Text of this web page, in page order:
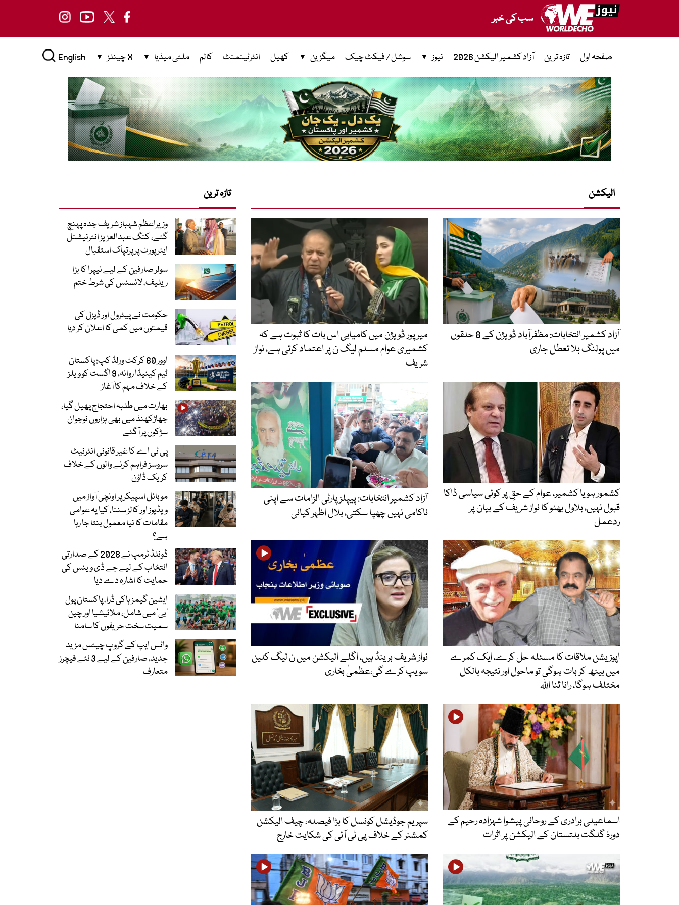
سب کی خبر
صفحہ اول تازہ ترین آزاد کشمیر الیکشن 2026 نیوز سوشل / فیکٹ چیک میگزین کھیل انٹرٹینمنٹ کالم ملٹی میڈیا X چینلز English
الیکشن
آزاد کشمیر انتخابات: مظفرآباد ڈویژن کے 8 حلقوں
میں پولنگ بلا تعطل جاری
میرپور ڈویژن میں کامیابی اس بات کا ثبوت ہے کہ
کشمیری عوام مسلم لیگ ن پر اعتماد کرتی ہے، نواز
شریف
کشمور ہو یا کشمیر، عوام کے حقِ پر کوئی سیاسی ڈاکا
قبول نہیں، بلاول بھٹو کا نواز شریف کے بیان پر
ردعمل
آزاد کشمیر انتخابات: پیپلز پارٹی الزامات سے اپنی
ناکامی نہیں چھپا سکتی، بلال اظہر کیانی
اپوزیشن ملاقات کا مسئلہ حل کرے، ایک کمرے
میں بیٹھ کر بات ہوگی تو ماحول اور نتیجہ بالکل
مختلف ہوگا، رانا ثنا اللہ
نواز شریف برینڈ ہیں، اگلے الیکشن میں ن لیگ کلین
سویپ کرے گی،عظمیٰ بخاری
اسماعیلی برادری کے روحانی پیشوا شہزادہ رحیم کے
دورۂ گلگت بلتستان کے الیکشن پر اثرات
سپریم جوڈیشل کونسل کا بڑا فیصلہ، چیف الیکشن
کمشنر کے خلاف پی ٹی آئی کی شکایت خارج
تازہ ترین
وزیراعظم شہباز شریف جدہ پہنچ
گئے، کنگ عبدالعزیز انٹرنیشنل
ایئر پورٹ پر پرتپاک استقبال
سولر صارفین کے لیے نیپرا کا بڑا
ریلیف، لائسنس کی شرط ختم
حکومت نے پیٹرول اور ڈیزل کی
قیمتوں میں کمی کا اعلان کر دیا
اوور 60 کرکٹ ورلڈ کپ: پاکستان
ٹیم کینیڈا روانہ، 9 اگست کو ویلز
کے خلاف مہم کا آغاز
بھارت میں طلبہ احتجاج پھیل گیا،
جھاڑکھنڈ میں بھی ہزاروں نوجوان
سڑکوں پر آگئے
پی ٹی اے کا غیر قانونی انٹرنیٹ
سروسز فراہم کرنے والوں کے خلاف
کریک ڈاؤن
موبائل اسپیکر پر اونچی آواز میں
ویڈیوز اور کالز سننا، کیا یہ عوامی
مقامات کا نیا معمول بنتا جا رہا
ہے؟
ڈونلڈ ٹرمپ نے 2028 کے صدارتی
انتخاب کے لیے جے ڈی وینس کی
حمایت کا اشارہ دے دیا
ایشین گیمز ہاکی ڈرا، پاکستان پول
’بی‘ میں شامل، ملائیشیا اور چین
سمیت سخت حریفوں کا سامنا
واٹس ایپ کے گروپ چیٹس مزید
جدید، صارفین کے لیے 3 نئے فیچرز
متعارف